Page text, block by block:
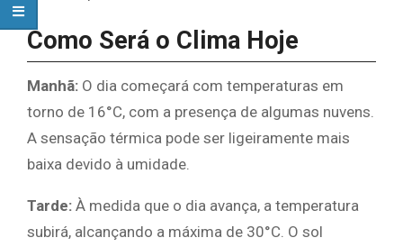
Como Será o Clima Hoje
Manhã: O dia começará com temperaturas em
torno de 16°C, com a presença de algumas nuvens.
A sensação térmica pode ser ligeiramente mais
baixa devido à umidade.
Tarde: À medida que o dia avança, a temperatura
subirá, alcançando a máxima de 30°C. O sol